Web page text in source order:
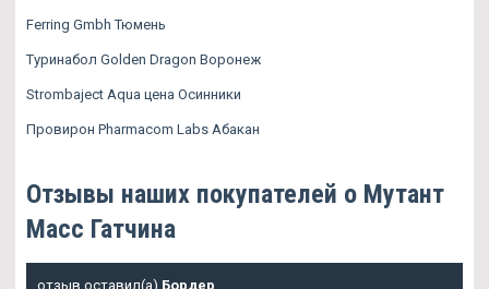
Ferring Gmbh Тюмень
Туринабол Golden Dragon Воронеж
Strombaject Aqua цена Осинники
Провирон Pharmacom Labs Абакан
Отзывы наших покупателей о Мутант
Масс Гатчина
отзыв оставил(а) Бордер